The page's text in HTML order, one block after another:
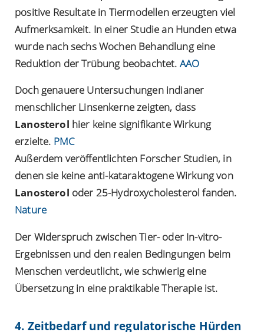
positive Resultate in Tiermodellen erzeugten viel
Aufmerksamkeit. In einer Studie an Hunden etwa
wurde nach sechs Wochen Behandlung eine
Reduktion der Trübung beobachtet. AAO
Doch genauere Untersuchungen indianer
menschlicher Linsenkerne zeigten, dass
Lanosterol hier keine signifikante Wirkung
erzielte. PMC
Außerdem veröffentlichten Forscher Studien, in
denen sie keine anti-kataraktogene Wirkung von
Lanosterol oder 25-Hydroxycholesterol fanden.
Nature
Der Widerspruch zwischen Tier- oder In-vitro-
Ergebnissen und den realen Bedingungen beim
Menschen verdeutlicht, wie schwierig eine
Übersetzung in eine praktikable Therapie ist.
4. Zeitbedarf und regulatorische Hürden